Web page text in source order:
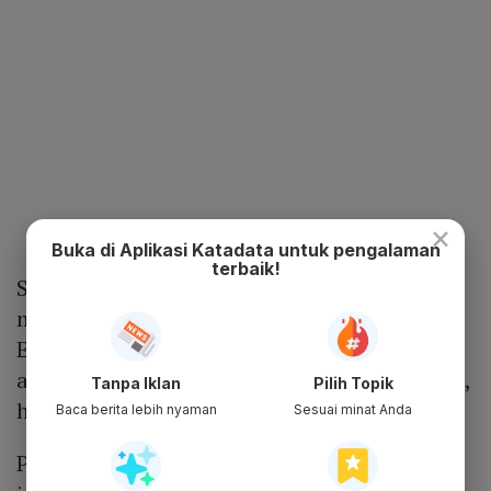
Seperti diketahui, DCI Indonesia
mencatatkan saham perdana di papan Bursa
Efek Indonesia (BEI) pada awal 2021. Dari
awal melantai di pasar modal hingga saat ini,
harga sahamnya melesat nyaris 11.000%.
Pada Juli 2021, emiten penyedia data center
×
Buka di Aplikasi Katadata untuk pengalaman
terbaik!
Tanpa Iklan
Baca berita lebih nyaman
Pilih Topik
Sesuai minat Anda